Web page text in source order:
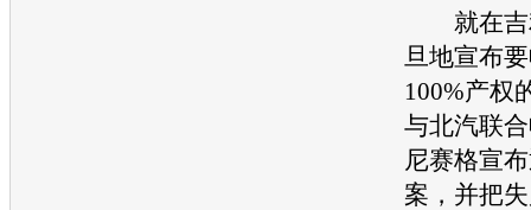
就在
旦地宣布
100%产权
与北汽联
尼赛格宣
案，并把